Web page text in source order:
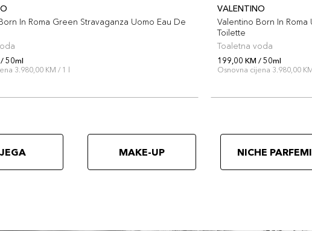
In Roma Green Stravaganza Uomo Eau De
50ml
3.980,00 KM / 1 l
VALENTINO
Valentino Born In
Toilette
Toaletna voda
199,00 KM / 50ml
Osnovna cijena 3.980,00
MAKE-UP NICHE PARFEMI